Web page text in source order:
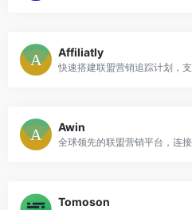
Affiliatly
Awin
Tomoson